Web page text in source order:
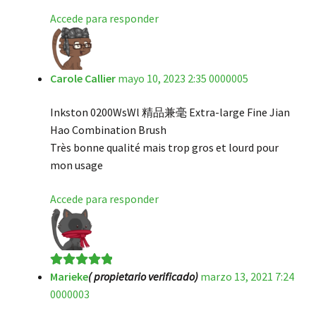
Accede para responder
Carole Callier mayo 10, 2023 2:35 0000005
Inkston 0200WsWl 精品兼毫 Extra-large Fine Jian
Hao Combination Brush
Très bonne qualité mais trop gros et lourd pour
mon usage
Accede para responder
Valorado en5
de 5
Marieke( propietario verificado) marzo 13, 2021 7:24
0000003